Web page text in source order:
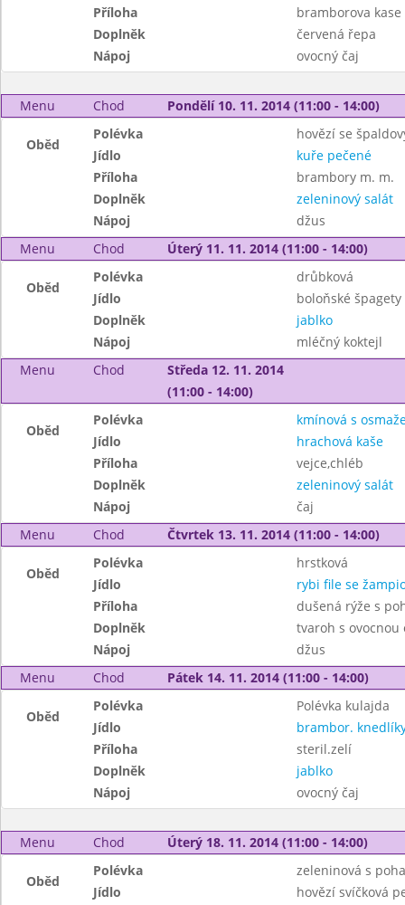
Příloha
bramborova
Doplněk
červená řepa
Nápoj
ovocný čaj
Menu Chod Pondělí 10. 11. 2014 (11:00 - 14:00)
Oběd
Polévka
hovězí se
Jídlo
kuře pečené
Příloha
brambory m. m.
Doplněk
zeleninový salát
Nápoj
džus
Menu
Chod Úterý 11. 11. 2014 (11:00 - 14:00)
Oběd
Polévka
drůbková
Jídlo
boloňské špagety
Doplněk
jablko
Nápoj
mléčný koktejl
Menu
Chod
Středa 12. 11. 2014
(11:00 - 14:00)
Oběd
Polévka
kmínová s
Jídlo
hrachová kaše
Příloha
vejce,chléb
Doplněk
zeleninový salát
Nápoj
čaj
Menu
Chod Čtvrtek 13. 11. 2014 (11:00 - 14:00)
Oběd
Polévka
hrstková
Jídlo
rybi file se
Příloha
dušená rýže s
Doplněk
tvaroh s ovocnou
Nápoj
džus
Menu
Chod Pátek 14. 11. 2014 (11:00 - 14:00)
Oběd
Polévka
Polévka kulajda
Jídlo
brambor.
Příloha
steril.zelí
Doplněk
jablko
Nápoj
ovocný čaj
Menu Chod Úterý 18. 11. 2014 (11:00 - 14:00)
Oběd
Polévka
zeleninová s
Jídlo
hovězí svíčková